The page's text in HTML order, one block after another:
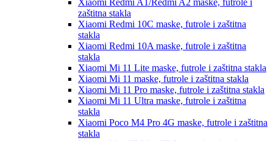
Xiaomi Redmi A1/Redmi A2 maske, futrole i
zaštitna stakla
Xiaomi Redmi 10C maske, futrole i zaštitna
stakla
Xiaomi Redmi 10A maske, futrole i zaštitna
stakla
Xiaomi Mi 11 Lite maske, futrole i zaštitna stakla
Xiaomi Mi 11 maske, futrole i zaštitna stakla
Xiaomi Mi 11 Pro maske, futrole i zaštitna stakla
Xiaomi Mi 11 Ultra maske, futrole i zaštitna
stakla
Xiaomi Poco M4 Pro 4G maske, futrole i zaštitna
stakla